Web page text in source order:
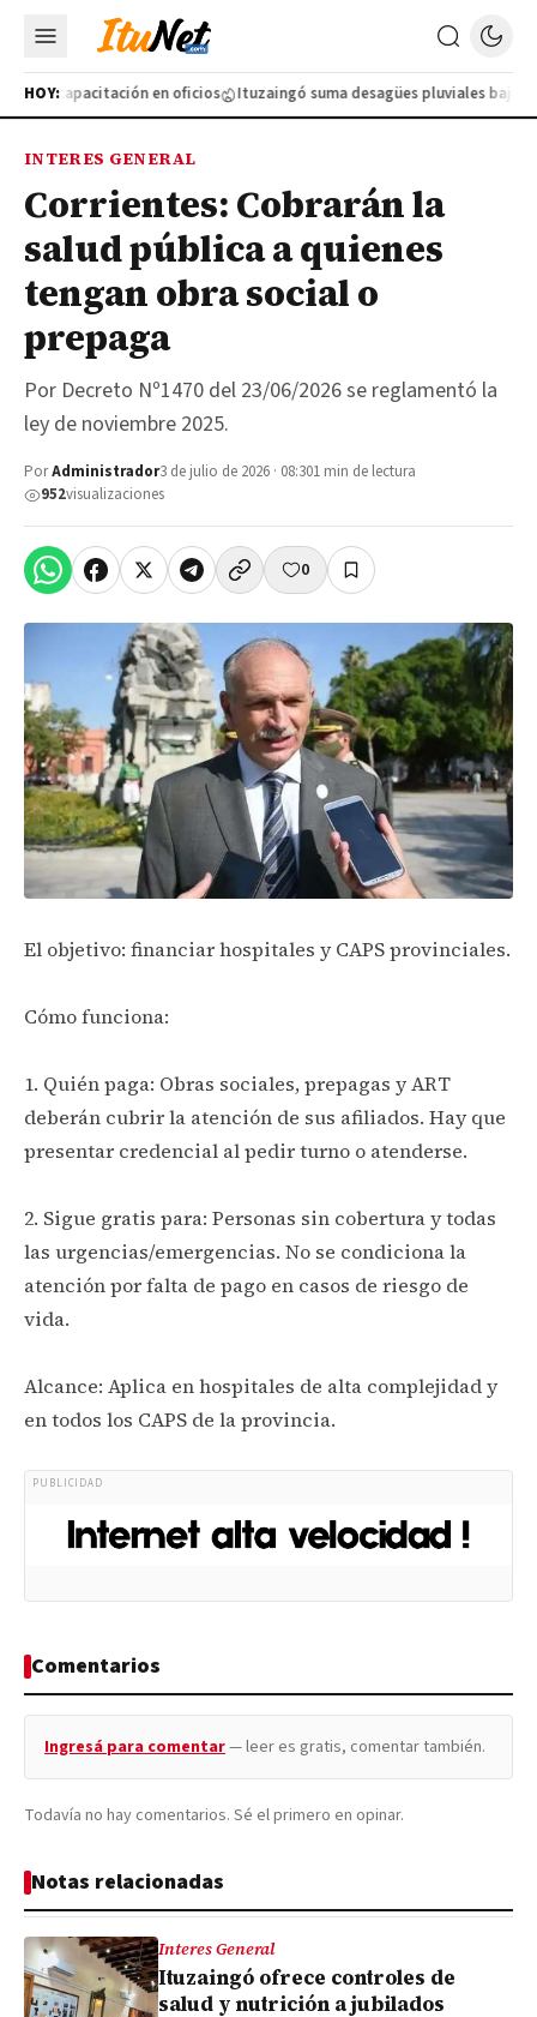
HOY:capacitación en oficios Ituzaingó suma desagües pluviales bajo
INTERES GENERAL
Corrientes: Cobrarán la
salud pública a quienes
tengan obra social o
prepaga
Por Decreto Nº1470 del 23/06/2026 se reglamentó la
ley de noviembre 2025.
PorAdministrador3 de julio de 2026 · 08:301 min de lectura
952visualizaciones
0
El objetivo: financiar hospitales y CAPS provinciales.
Cómo funciona:
1. Quién paga: Obras sociales, prepagas y ART
deberán cubrir la atención de sus afiliados. Hay que
presentar credencial al pedir turno o atenderse.
2. Sigue gratis para: Personas sin cobertura y todas
las urgencias/emergencias. No se condiciona la
atención por falta de pago en casos de riesgo de
vida.
Alcance: Aplica en hospitales de alta complejidad y
en todos los CAPS de la provincia.
PUBLICIDAD
Comentarios
Ingresá para comentar— leer es gratis, comentar también.
Todavía no hay comentarios. Sé el primero en opinar.
Notas relacionadas
Interes General
Ituzaingó ofrece controles de
salud y nutrición a jubilados